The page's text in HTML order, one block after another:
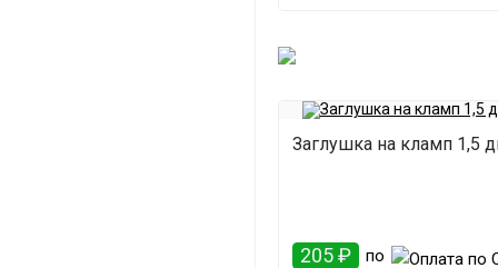
Заглушка на кламп 1,5
205 ₽ по